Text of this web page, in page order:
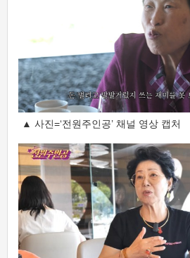
▲ 사진=‘전원주인공’ 채널 영상 캡처